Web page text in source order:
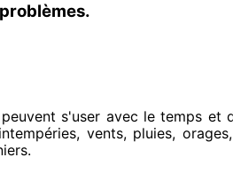
s'user avec le temps et
vents, pluies,